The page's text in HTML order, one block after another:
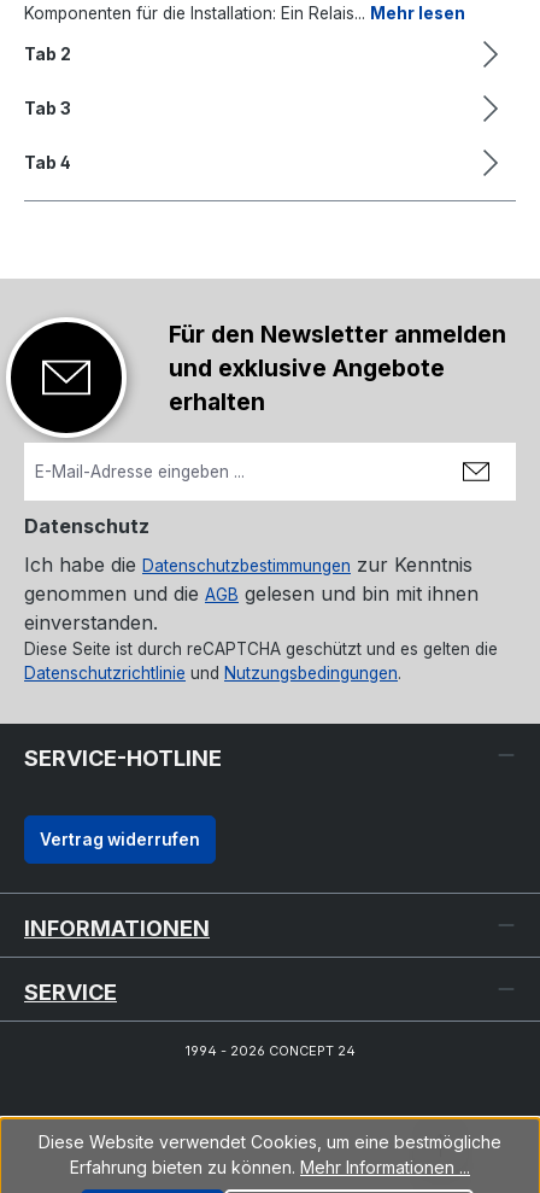
Komponenten für die Installation: Ein Relais... Mehr lesen
Tab 2
Tab 3
Tab 4
Für den Newsletter anmelden
und exklusive Angebote
erhalten
Datenschutz
Ich habe die Datenschutzbestimmungen zur Kenntnis
genommen und die AGB gelesen und bin mit ihnen
einverstanden.
Diese Seite ist durch reCAPTCHA geschützt und es gelten die
Datenschutzrichtlinie und Nutzungsbedingungen.
SERVICE-HOTLINE
Vertrag widerrufen
INFORMATIONEN
SERVICE
1994 - 2026 CONCEPT 24
Diese Website verwendet Cookies, um eine bestmögliche
Erfahrung bieten zu können. Mehr Informationen ...